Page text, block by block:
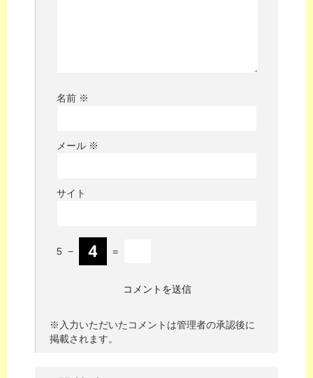
名前 ※
メール ※
サイト
5 − =
※入力いただいたコメントは管理者の承認後に
掲載されます。